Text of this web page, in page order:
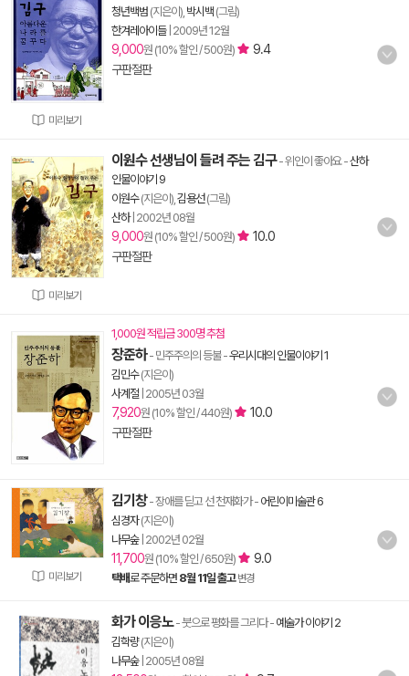
미리보기
청년백범 (지은이), 박시백 (그림)
한겨레아이들| 2009년 12월
9,000원 (10% 할인 / 500원)
9.4
구판절판
미리보기
이원수 선생님이 들려 주는 김구- 위인이 좋아요-산하
인물이야기 9
이원수(지은이), 김용선(그림)
산하| 2002년 08월
9,000원 (10% 할인 / 500원)
10.0
구판절판
1,000원 적립금 300명 추첨
장준하- 민주주의의 등불-우리시대의 인물이야기 1
김민수(지은이)
사계절 2005년 03월
7,920원 (10% 할인 / 440원)
10.0
구판절판
미리보기
김기창- 장애를 딛고 선 천재화가- 어린이미술관 6
심경자(지은이)
나무숲| 2002년 02월
11,700원 (10% 할인 / 650원) 9.0
택배로 주문하면 8월 11일 출고 변경
화가 이응노- 붓으로 평화를 그리다- 예술가 이야기 2
김학량(지은이)
나무숲| 2005년 08월